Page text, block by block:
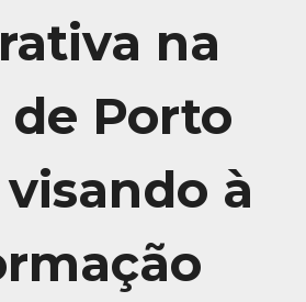
na
Porto
à